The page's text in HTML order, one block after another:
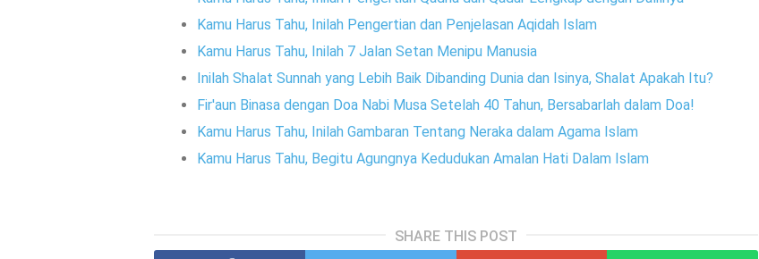
Kamu Harus Tahu, Inilah Pengertian dan Penjelasan Aqidah Islam
Kamu Harus Tahu, Inilah 7 Jalan Setan Menipu Manusia
Inilah Shalat Sunnah yang Lebih Baik Dibanding Dunia dan Isinya, Shalat Apakah Itu?
Fir'aun Binasa dengan Doa Nabi Musa Setelah 40 Tahun, Bersabarlah dalam Doa!
Kamu Harus Tahu, Inilah Gambaran Tentang Neraka dalam Agama Islam
Kamu Harus Tahu, Begitu Agungnya Kedudukan Amalan Hati Dalam Islam
SHARE THIS POST